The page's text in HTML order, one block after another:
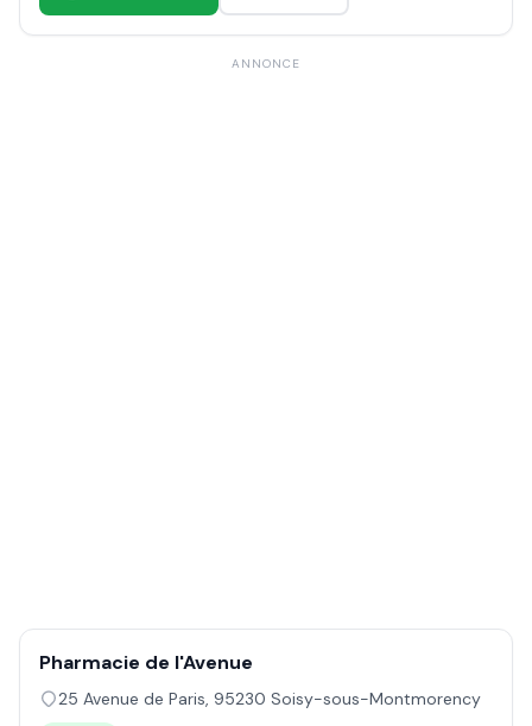
ANNONCE
Pharmacie de l'Avenue
25 Avenue de Paris, 95230 Soisy-sous-Montmorency